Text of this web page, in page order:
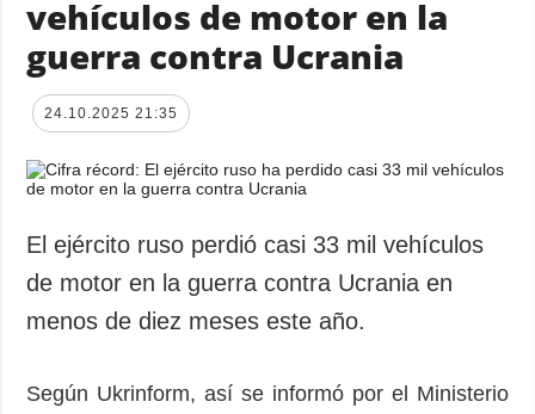
vehículos de motor en la
guerra contra Ucrania
24.10.2025 21:35
El ejército ruso perdió casi 33 mil vehículos
de motor en la guerra contra Ucrania en
menos de diez meses este año.
Según Ukrinform, así se informó por el Ministerio